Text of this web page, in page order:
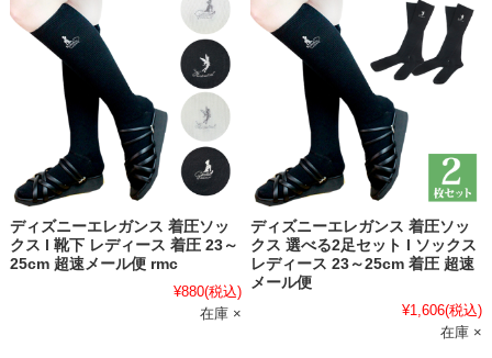
ディズニーエレガンス 着圧ソッ
クス l 靴下 レディース 着圧 23～
25cm 超速メール便 rmc
¥880(税込)
在庫 ×
ディズニーエレガンス 着圧ソッ
クス 選べる2足セット l ソックス
レディース 23～25cm 着圧 超速
メール便
¥1,606(税込)
在庫 ×